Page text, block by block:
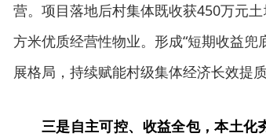
营。项目落地后村集体既收获450万元
方米优质经营性物业。形成“短期收益
展格局，持续赋能村级集体经济长效提质
三是自主可控、收益全包，本土化